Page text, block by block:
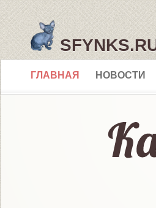
ГЛАВНАЯ НОВОСТИ